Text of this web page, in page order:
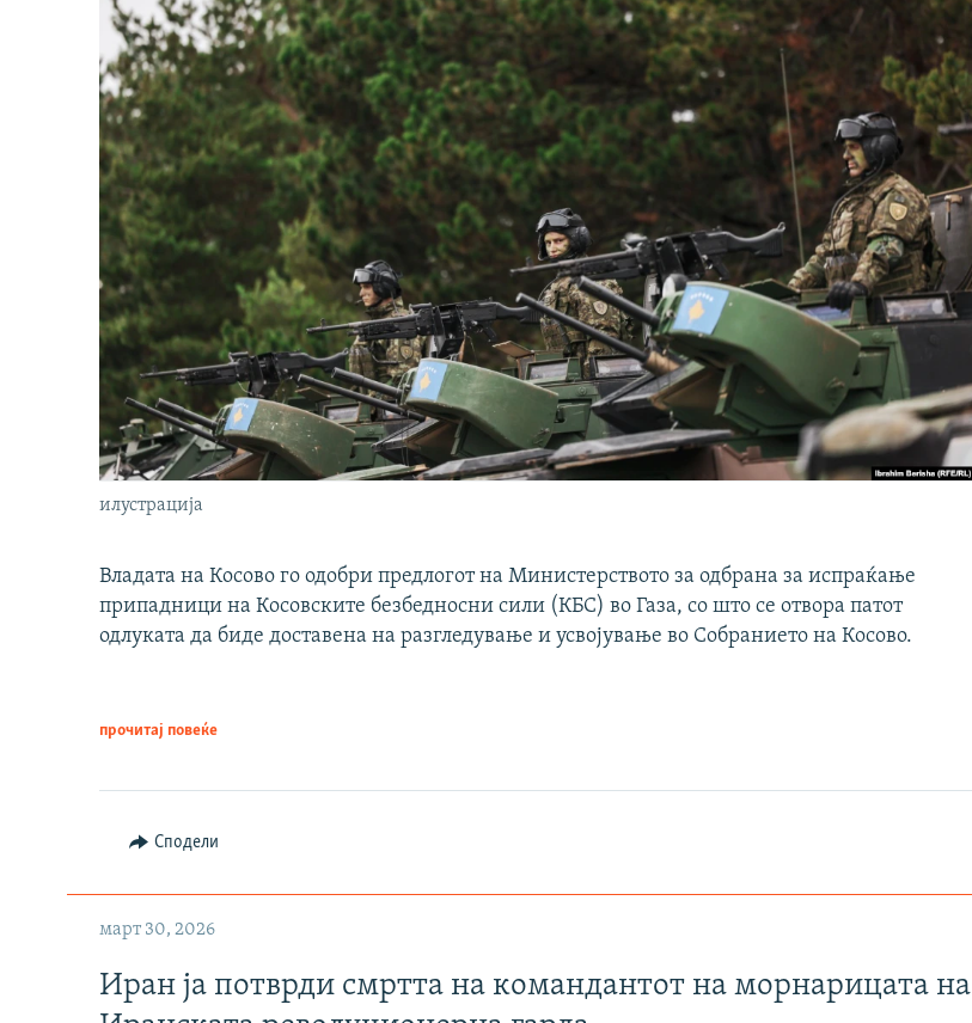
илустрација
Владата на Косово го одобри предлогот на Министерството за одбрана за испраќање
припадници на Косовските безбедносни сили (КБС) во Газа, со што се отвора патот
одлуката да биде доставена на разгледување и усвојување во Собранието на Косово.
прочитај повеќе
Сподели
март 30, 2026
Иран ја потврди смртта на командантот на морнарицата на